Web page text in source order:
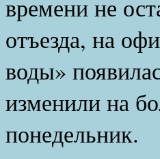
времени не
отъезда, на
воды»
изменили на
понедельник.